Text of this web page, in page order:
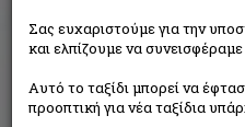
Σας ευχαριστούμε για την
και ελπίζουμε να
Αυτό το ταξίδι μπορεί να
προοπτική για νέα ταξίδια